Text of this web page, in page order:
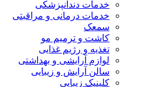
خدمات دندانپزشکی
خدمات درمانی و مراقبتی
سمعک
کاشت و ترمیم مو
تغذیه و رژیم غذایی
لوازم آرایشی و بهداشتی
سالن آرایش و زیبایی
کلینیک زیبایی